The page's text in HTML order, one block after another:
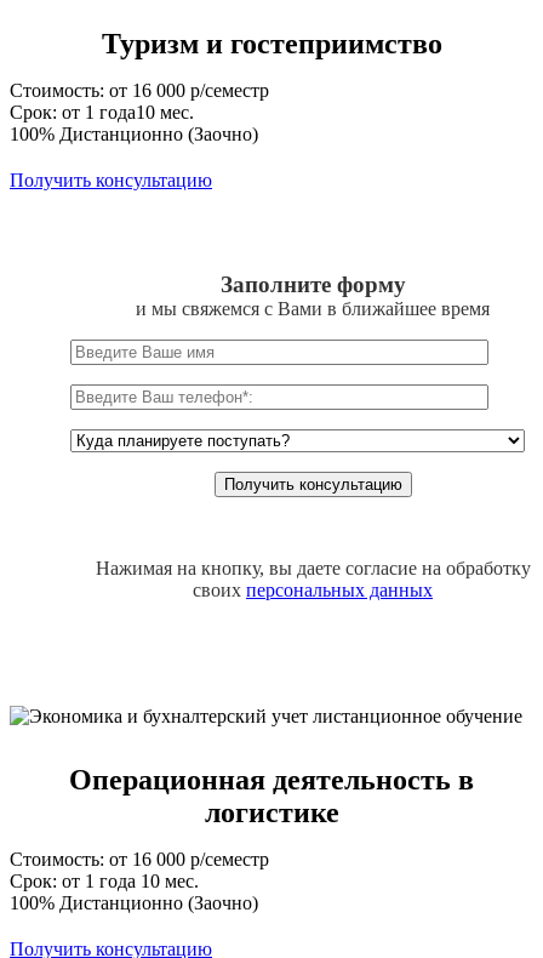
Туризм и гостеприимство
Стоимость: от 16 000 р/семестр
Срок: от 1 года10 мес.
100% Дистанционно (Заочно)
Получить консультацию
Заполните форму
и мы свяжемся с Вами в ближайшее время
Нажимая на кнопку, вы даете согласие на обработку
своих персональных данных
Операционная деятельность в
логистике
Стоимость: от 16 000 р/семестр
Срок: от 1 года 10 мес.
100% Дистанционно (Заочно)
Получить консультацию